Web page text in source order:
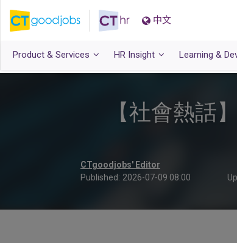
中文
Product & Services HR Insight Learning &
【社會熱話
CTgoodjobs' Editor
Published: 2026-07-09 08:00